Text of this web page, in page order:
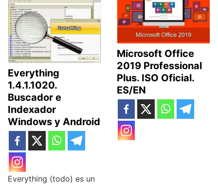
Everything
1.4.1.1020.
Buscador e
Indexador
Windows y Android
Everything (todo) es un
Microsoft Office
2019 Professional
Plus. ISO Oficial.
ES/EN